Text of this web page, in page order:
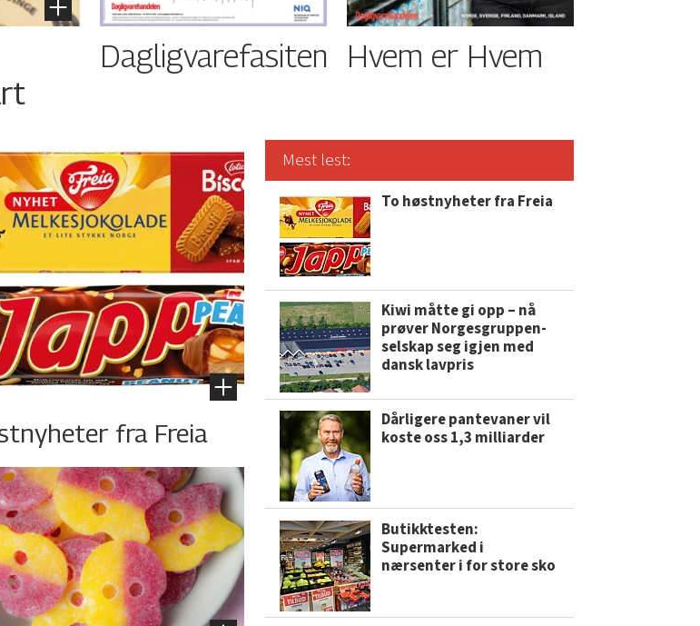
Dagligvarefasiten Hvem er Hvem
fra Freia
Mest lest:
To høstnyheter fra Freia
Kiwi måtte gi opp – nå
prøver Norgesgruppen-
selskap seg igjen med
dansk lavpris
Dårligere pantevaner vil
koste oss 1,3 milliarder
Butikktesten:
Supermarked i
nærsenter i for store sko